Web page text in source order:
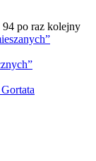
94 po raz kolejny